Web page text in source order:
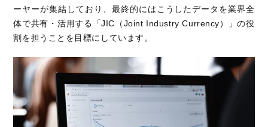
ーヤーが集結しており、最終的にはこうしたデータを業界全
体で共有・活用する「JIC（Joint Industry Currency）」の役
割を担うことを目標にしています。